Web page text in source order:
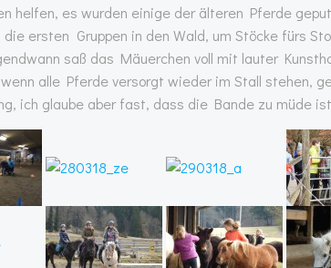
helfen, es wurden einige der älteren Pferde
ersten Gruppen in den Wald, um Stöcke fürs
saß das Mäuerchen voll mit lauter
alle Pferde versorgt wieder im Stall stehen,
ich glaube aber fast, dass die Bande zu müde